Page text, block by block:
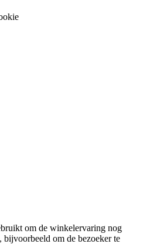
om de winkelervaring nog
bijvoorbeeld om de bezoeker te